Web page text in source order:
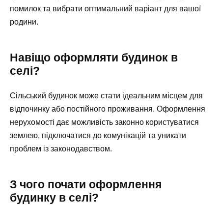
помилок та вибрати оптимальний варіант для вашої
родини.
Навіщо оформляти будинок в
селі?
Сільський будинок може стати ідеальним місцем для
відпочинку або постійного проживання. Оформлення
нерухомості дає можливість законно користуватися
землею, підключатися до комунікацій та уникати
проблем із законодавством.
З чого почати оформлення
будинку в селі?